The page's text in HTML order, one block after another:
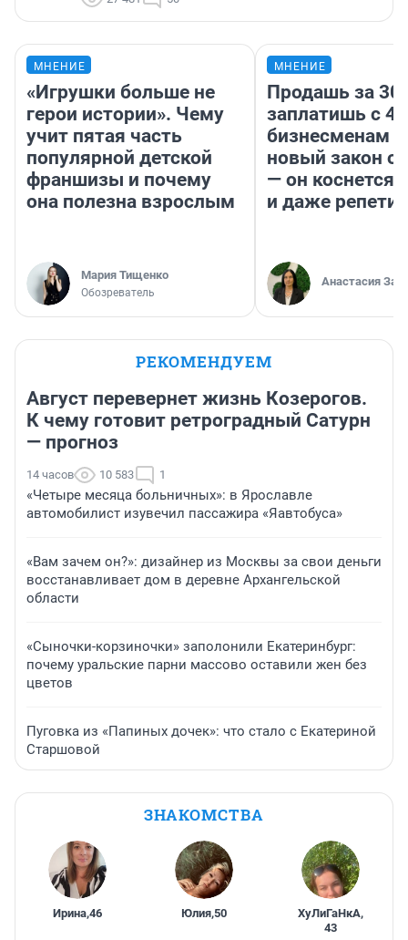
МНЕНИЕ
«Игрушки больше не
герои истории». Чему
учит пятая часть
популярной детской
франшизы и почему
она полезна взрослым
Мария Тищенко
Обозреватель
МНЕНИЕ
Продашь за
заплатишь с
бизнесменам
новый закон о
— он коснется
и даже
Анастасия
РЕКОМЕНДУЕМ
Август перевернет жизнь Козерогов.
К чему готовит ретроградный Сатурн
— прогноз
14 часов 10 583 1
«Четыре месяца больничных»: в Ярославле
автомобилист изувечил пассажира «Яавтобуса»
«Вам зачем он?»: дизайнер из Москвы за свои деньги
восстанавливает дом в деревне Архангельской
области
«Сыночки-корзиночки» заполонили Екатеринбург:
почему уральские парни массово оставили жен без
цветов
Пуговка из «Папиных дочек»: что стало с Екатериной
Старшовой
ЗНАКОМСТВА
Ирина,46 Юлия,50 ХуЛиГаНкА,
43